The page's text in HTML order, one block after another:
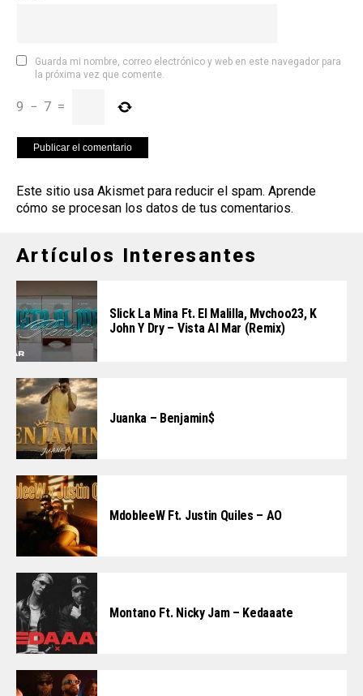
Guarda mi nombre, correo electrónico y web en este navegador para
la próxima vez que comente.
9 − 7 =
Este sitio usa Akismet para reducir el spam. Aprende
cómo se procesan los datos de tus comentarios.
Artículos Interesantes
Slick La Mina Ft. El Malilla, Mvchoo23, K
John Y Dry – Vista Al Mar (Remix)
Juanka – Benjamin$
MdobleeW Ft. Justin Quiles – AO
Montano Ft. Nicky Jam – Kedaaate